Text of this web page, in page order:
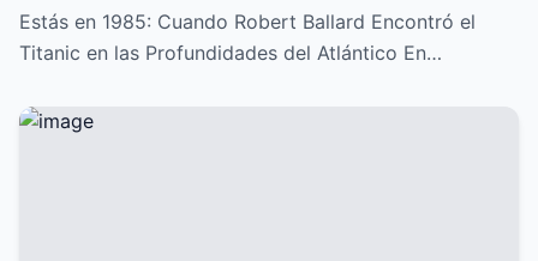
del Atlántico
Estás en 1985: Cuando Robert Ballard Encontró el
Titanic en las Profundidades del Atlántico En…